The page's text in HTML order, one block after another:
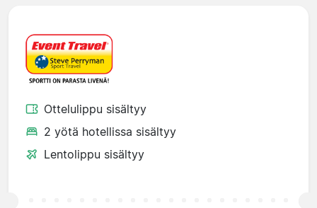
Ottelulippu sisältyy
2 yötä hotellissa sisältyy
Lentolippu sisältyy